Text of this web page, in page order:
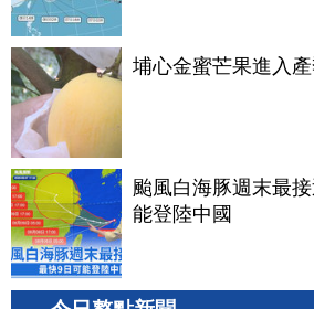
埔心金蜜芒果進入
颱風白海豚週末最
能登陸中國